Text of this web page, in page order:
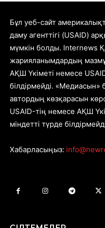
Бұл уеб-сайт
даму агенттігі (USAID)
мүмкін болды. Internews
жарияланымдардың
АҚШ Үкіметі немесе
білдірмейді. «Медиасын»
автордың көзқарасын
USAID-тің немесе АҚШ
міндетті түрде
Хабарласыңыз: